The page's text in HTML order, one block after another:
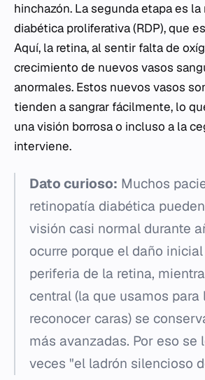
hinchazón. La segunda etapa es
diabética proliferativa (RDP), que
Aquí, la retina, al sentir falta de
crecimiento de nuevos vasos
anormales. Estos nuevos vasos
tienden a sangrar fácilmente, lo
una visión borrosa o incluso a la
interviene.
Dato curioso: Muchos
retinopatía diabética
visión casi normal durante
ocurre porque el daño
periferia de la retina,
central (la que usamos para
reconocer caras) se
más avanzadas. Por eso se
veces "el ladrón silencioso